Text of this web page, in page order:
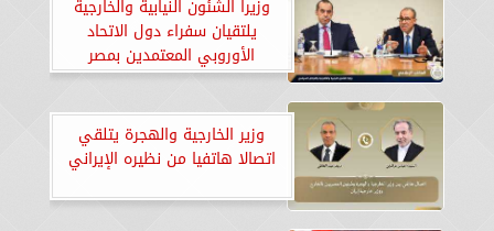
وزيرا الشئون النيابية والخارجية
يلتقيان سفراء دول الاتحاد
الأوروبي المعتمدين بمصر
وزير الخارجية والهجرة يتلقي
اتصالا هاتفيا من نظيره الإيراني